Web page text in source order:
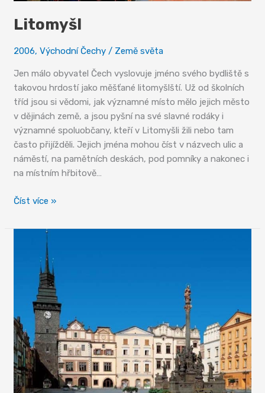
Litomyšl
2006,Východní Čechy / Země světa
Jen málo obyvatel Čech vyslovuje jméno svého bydliště s
takovou hrdostí jako měšťané litomyšlští. Už od školních
tříd jsou si vědomi, jak významné místo mělo jejich město
v dějinách země, a jsou pyšní na své slavné rodáky i
významné spoluobčany, kteří v Litomyšli žili nebo tam
často přijížděli. Jejich jména mohou číst v názvech ulic a
náměstí, na pamětních deskách, pod pomníky a nakonec i
na místním hřbitově…
Litomyšl
Číst více »